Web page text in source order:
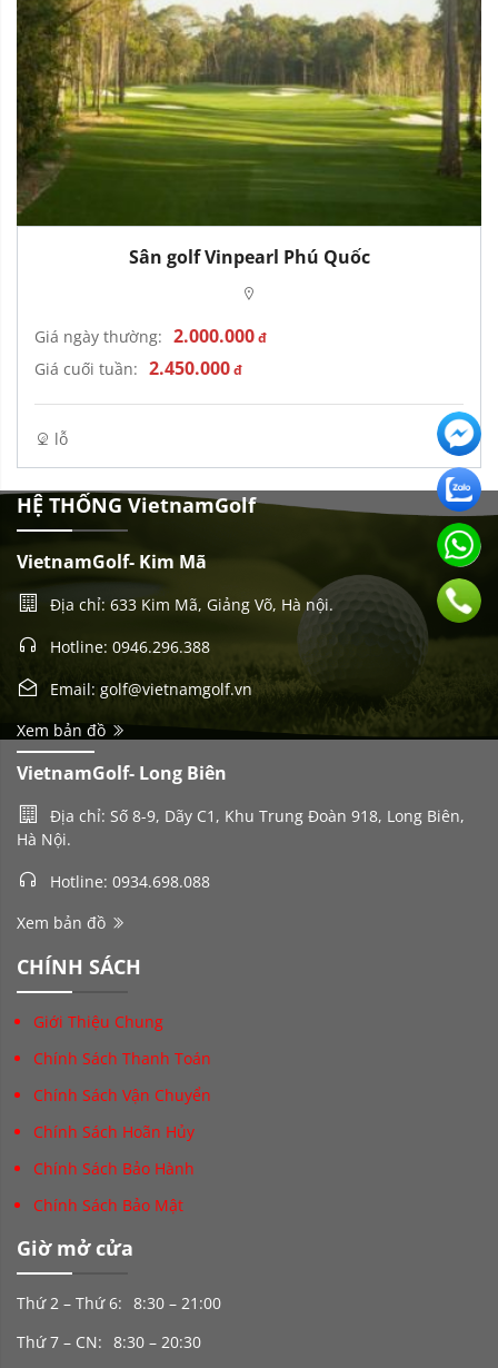
Sân golf Vinpearl Phú Quốc
Giá ngày thường: 2.000.000đ
Giá cuối tuần: 2.450.000đ
lỗ
HỆ THỐNG VietnamGolf
VietnamGolf- Kim Mã
Địa chỉ: 633 Kim Mã, Giảng Võ, Hà nội.
Hotline: 0946.296.388
Email: golf@vietnamgolf.vn
Xem bản đồ
VietnamGolf- Long Biên
Địa chỉ: Số 8-9, Dãy C1, Khu Trung Đoàn 918, Long Biên,
Hà Nội.
Hotline: 0934.698.088
Xem bản đồ
CHÍNH SÁCH
Giới Thiệu Chung
Chính Sách Thanh Toán
Chính Sách Vận Chuyển
Chính Sách Hoãn Hủy
Chính Sách Bảo Hành
Chính Sách Bảo Mật
Giờ mở cửa
Thứ 2 – Thứ 6: 8:30 – 21:00
Thứ 7 – CN: 8:30 – 20:30